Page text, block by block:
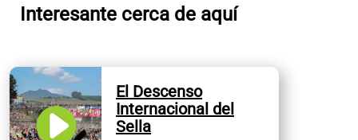
Interesante cerca de aquí
El Descenso
Internacional del
Sella